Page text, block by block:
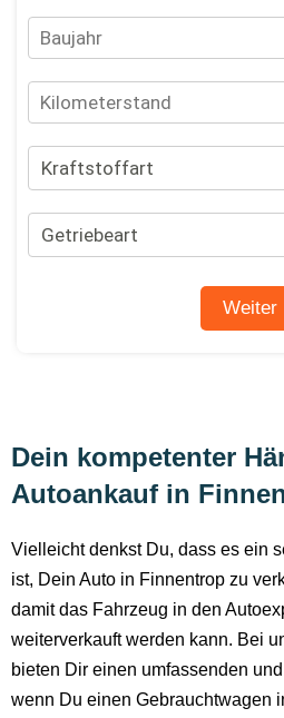
Dein kompetenter
Autoankauf in
Vielleicht denkst Du, dass es ein
ist, Dein Auto in Finnentrop zu
damit das Fahrzeug in den
weiterverkauft werden kann. Bei
bieten Dir einen umfassenden
wenn Du einen Gebrauchtwagen